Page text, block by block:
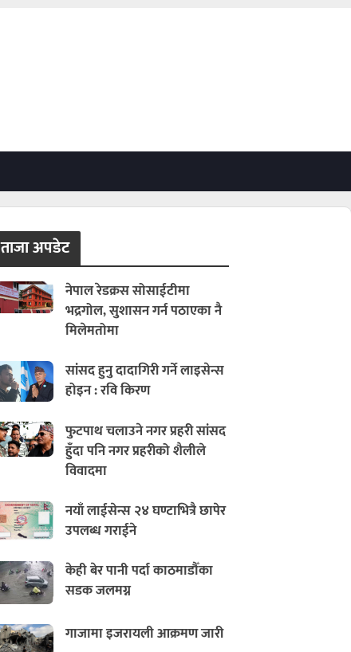
ताजा अपडेट
नेपाल रेडक्रस सोसाईटीमा
भद्रगोल, सुशासन गर्न पठाएका नै
मिलेमतोमा
सांसद हुनु दादागिरी गर्ने लाइसेन्स
होइन : रवि किरण
फुटपाथ चलाउने नगर प्रहरी सांसद
हुँदा पनि नगर प्रहरीको शैलीले
विवादमा
नयाँ लाईसेन्स २४ घण्टाभित्रै छापेर
उपलब्ध गराईने
केही बेर पानी पर्दा काठमाडौँका
सडक जलमग्न
गाजामा इजरायली आक्रमण जारी